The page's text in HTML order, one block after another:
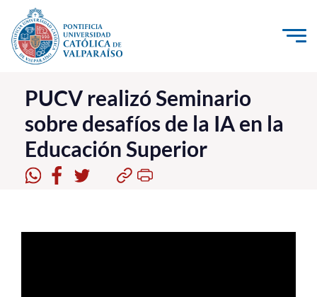
Click acá para ir directamente al contenido
La Universidad
Investigación, Creación e Innovación
PUCV Internacional
Vinculación con el Medio
PUCV realizó Seminario
sobre desafíos de la IA en la
Educación Superior